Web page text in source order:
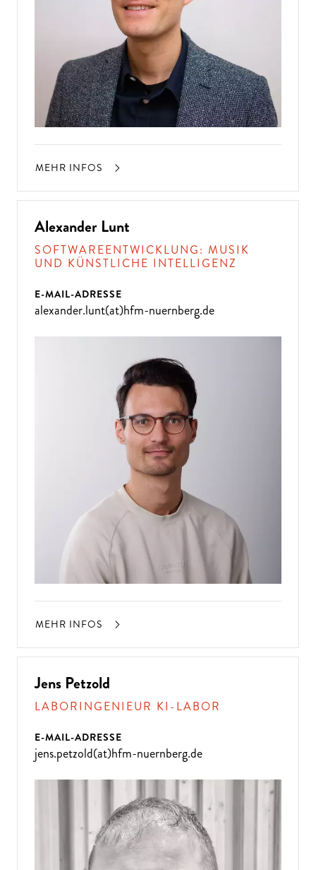
MEHR INFOS
Alexander Lunt
SOFTWAREENTWICKLUNG: MUSIK
UND KÜNSTLICHE INTELLIGENZ
E-MAIL-ADRESSE
alexander.lunt(at)hfm-nuernberg.de
MEHR INFOS
Jens Petzold
LABORINGENIEUR KI-LABOR
E-MAIL-ADRESSE
jens.petzold(at)hfm-nuernberg.de